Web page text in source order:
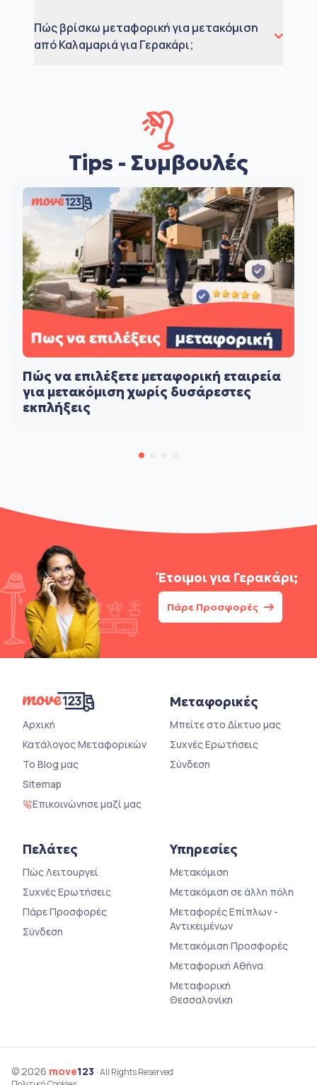
Πώς βρίσκω μεταφορική για μετακόμιση
από Καλαμαριά για Γερακάρι;
Tips - Συμβουλές
Πώς να επιλέξετε μεταφορική εταιρεία
για μετακόμιση χωρίς δυσάρεστες
εκπλήξεις
Έτοιμοι για Γερακάρι;
Πάρε Προσφορές
Αρχική
Κατάλογος Μεταφορικών
Το Blog μας
Sitemap
Επικοινώνησε μαζί μας
Μεταφορικές
Μπείτε στο Δίκτυο μας
Συχνές Ερωτήσεις
Σύνδεση
Πελάτες
Πώς Λειτουργεί
Συχνές Ερωτήσεις
Πάρε Προσφορές
Σύνδεση
Υπηρεσίες
Μετακόμιση
Μετακόμιση σε άλλη πόλη
Μεταφορές Επίπλων -
Αντικειμένων
Μετακόμιση Προσφορές
Μεταφορική Αθήνα
Μεταφορική
Θεσσαλονίκη
© 2026 move123 · All Rights Reserved